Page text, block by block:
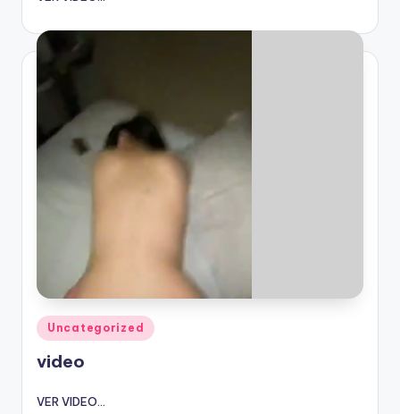
Publicado
en
Uncategorized
video
VER VIDEO...